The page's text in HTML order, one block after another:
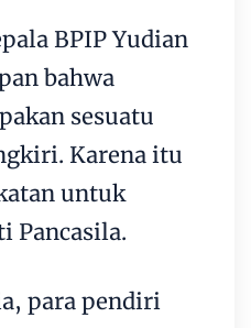
BPIP Yudian
bahwa
sesuatu
Karena itu
untuk
Pancasila.
para pendiri